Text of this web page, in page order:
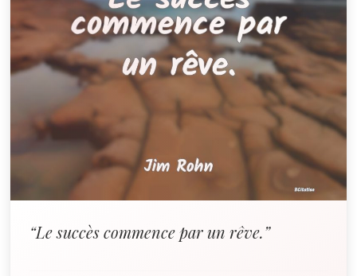
“Le succès commence par un rêve.”